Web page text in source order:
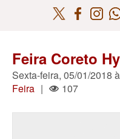
Feira Coreto
Sexta-feira, 05/01/2018
Feira | 107